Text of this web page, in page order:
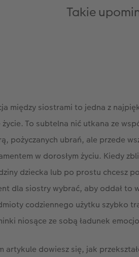
Takie
między siostrami to jedna z
życie. To subtelna nić utkana ze
pożyczanych ubrań, ale przede
w dorosłym życiu. Kiedy
dziecka lub po prostu chcesz
dla siostry wybrać, aby oddał to
codziennego użytku szybko
niosące ze sobą ładunek
artykule dowiesz się, jak